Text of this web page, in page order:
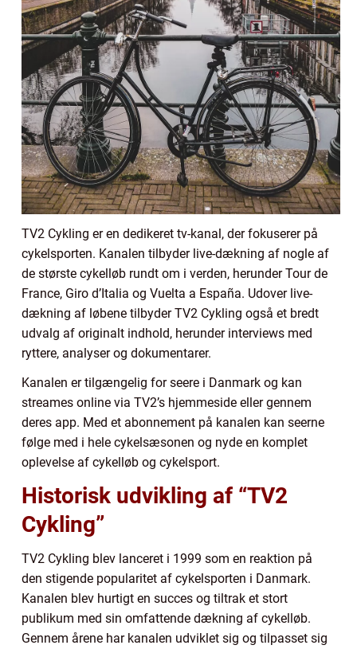
TV2 Cykling er en dedikeret tv-kanal, der fokuserer på
cykelsporten. Kanalen tilbyder live-dækning af nogle af
de største cykelløb rundt om i verden, herunder Tour de
France, Giro d’Italia og Vuelta a España. Udover live-
dækning af løbene tilbyder TV2 Cykling også et bredt
udvalg af originalt indhold, herunder interviews med
ryttere, analyser og dokumentarer.
Kanalen er tilgængelig for seere i Danmark og kan
streames online via TV2’s hjemmeside eller gennem
deres app. Med et abonnement på kanalen kan seerne
følge med i hele cykelsæsonen og nyde en komplet
oplevelse af cykelløb og cykelsport.
Historisk udvikling af “TV2
Cykling”
TV2 Cykling blev lanceret i 1999 som en reaktion på
den stigende popularitet af cykelsporten i Danmark.
Kanalen blev hurtigt en succes og tiltrak et stort
publikum med sin omfattende dækning af cykelløb.
Gennem årene har kanalen udviklet sig og tilpasset sig